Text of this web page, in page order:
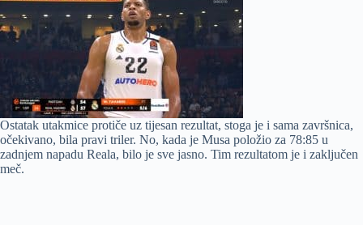
Ostatak utakmice protiče uz tijesan rezultat, stoga je i sama završnica,
očekivano, bila pravi triler. No, kada je Musa položio za 78:85 u
zadnjem napadu Reala, bilo je sve jasno. Tim rezultatom je i zaključen
meč.